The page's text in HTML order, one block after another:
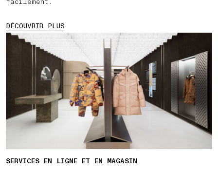
facilement.
DÉCOUVRIR PLUS
SERVICES EN LIGNE ET EN MAGASIN